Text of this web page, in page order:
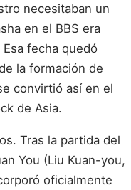
necesitaban un
en el BBS era
Esa fecha quedó
la formación de
convirtió así en el
de Asia.
Tras la partida del
You (Liu Kuan-you,
oficialmente